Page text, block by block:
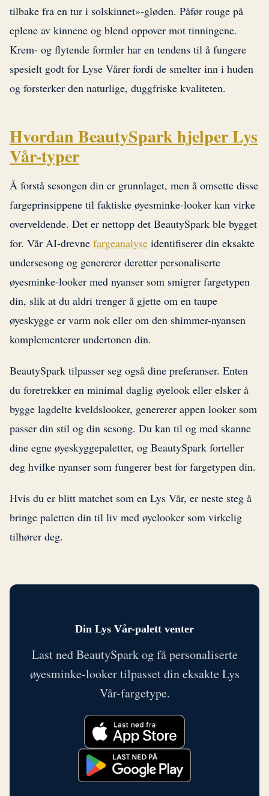
tilbake fra en tur i solskinnet»-gløden. Påfør rouge på
eplene av kinnene og blend oppover mot tinningene.
Krem- og flytende formler har en tendens til å fungere
spesielt godt for Lyse Vårer fordi de smelter inn i huden
og forsterker den naturlige, duggfriske kvaliteten.
Hvordan BeautySpark hjelper Lys
Vår-typer
Å forstå sesongen din er grunnlaget, men å omsette disse
fargeprinsippene til faktiske øyesminke-looker kan virke
overveldende. Det er nettopp det BeautySpark ble bygget
for. Vår AI-drevne fargeanalyse identifiserer din eksakte
undersesong og genererer deretter personaliserte
øyesminke-looker med nyanser som smigrer fargetypen
din, slik at du aldri trenger å gjette om en taupe
øyeskygge er varm nok eller om den shimmer-nyansen
komplementerer undertonen din.
BeautySpark tilpasser seg også dine preferanser. Enten
du foretrekker en minimal daglig øyelook eller elsker å
bygge lagdelte kveldslooker, genererer appen looker som
passer din stil og din sesong. Du kan til og med skanne
dine egne øyeskyggepaletter, og BeautySpark forteller
deg hvilke nyanser som fungerer best for fargetypen din.
Hvis du er blitt matchet som en Lys Vår, er neste steg å
bringe paletten din til liv med øyelooker som virkelig
tilhører deg.
Din Lys Vår-palett venter
Last ned BeautySpark og få personaliserte
øyesminke-looker tilpasset din eksakte Lys
Vår-fargetype.